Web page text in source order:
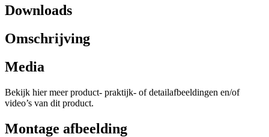
Downloads
Omschrijving
Media
Bekijk hier meer product- praktijk- of detailafbeeldingen en/of
video’s van dit product.
Montage afbeelding